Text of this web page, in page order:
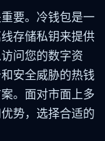
要。冷钱包是一
存储私钥来提供
问您的数字资
安全威胁的热钱
。面对市面上多
势，选择合适的